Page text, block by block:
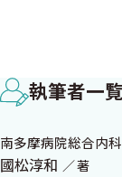
最後にこれだけ吐
文章を書くことよ
2020年1月
医療法人社団永生
國松 淳和
13 右下腹部痛＋
14 右下腹部痛＋
16 左上腹部痛＋
17 左上腹部痛＋
執筆者一覧
南多摩病院総合内
國松淳和 著